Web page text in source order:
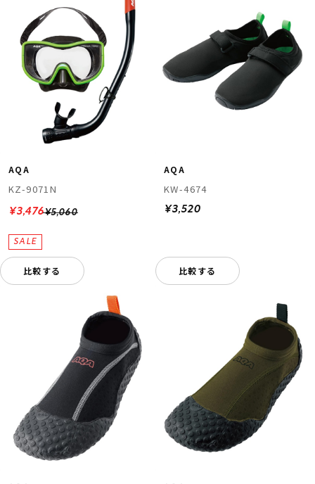
AQA
KZ-9071N
¥5,060
¥3,476
比較する
AQA
KW-4674
¥3,520
比較する